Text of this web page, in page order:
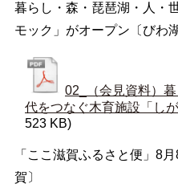
暮らし・森・琵琶湖・人・
モック」がオープン〔びわ
02_（会見資料）
代をつなぐ木育施設「し
523 KB)
「ここ滋賀ふるさと便」8
賀〕